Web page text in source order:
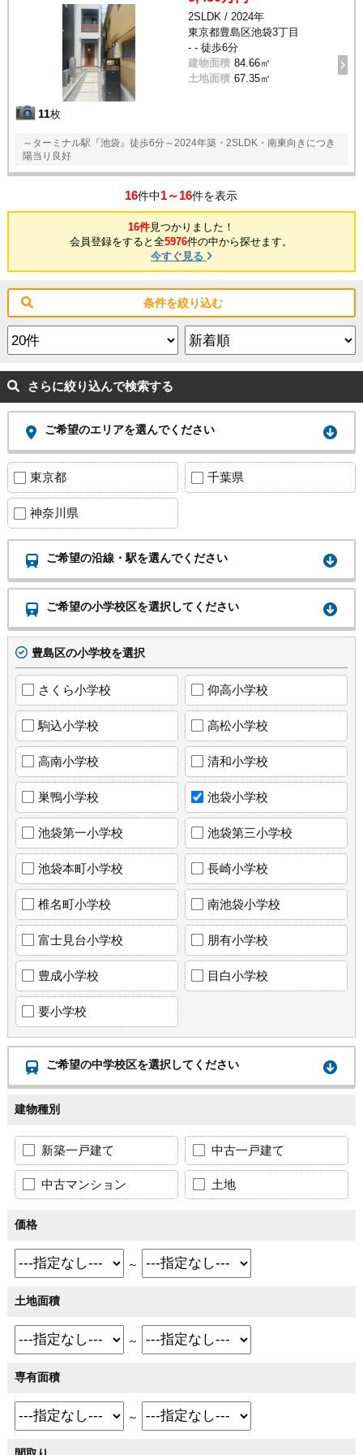
11枚
2SLDK / 2024年
東京都豊島区池袋3丁目
- - 徒歩6分
建物面積 84.66㎡
土地面積 67.35㎡
～ターミナル駅『池袋』徒歩6分～2024年築・2SLDK・南東向きにつき
陽当り良好
16件中1～16件を表示
16件見つかりました！
会員登録をすると全5976件の中から探せます。
今すぐ見る
条件を絞り込む
さらに絞り込んで検索する
ご希望のエリアを選んでください
東京都 千葉県
神奈川県
ご希望の沿線・駅を選んでください
ご希望の小学校区を選択してください
豊島区の小学校を選択
さくら小学校 仰高小学校
駒込小学校 高松小学校
高南小学校 清和小学校
巣鴨小学校 池袋小学校
池袋第一小学校 池袋第三小学校
池袋本町小学校 長崎小学校
椎名町小学校 南池袋小学校
富士見台小学校 朋有小学校
豊成小学校 目白小学校
要小学校
ご希望の中学校区を選択してください
建物種別
新築一戸建て 中古一戸建て
中古マンション 土地
価格
～
土地面積
～
専有面積
～